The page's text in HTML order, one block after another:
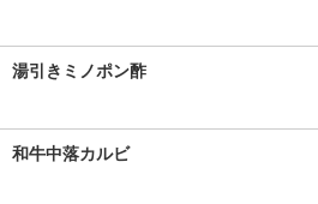
湯引きミノポン酢
和牛中落カルビ